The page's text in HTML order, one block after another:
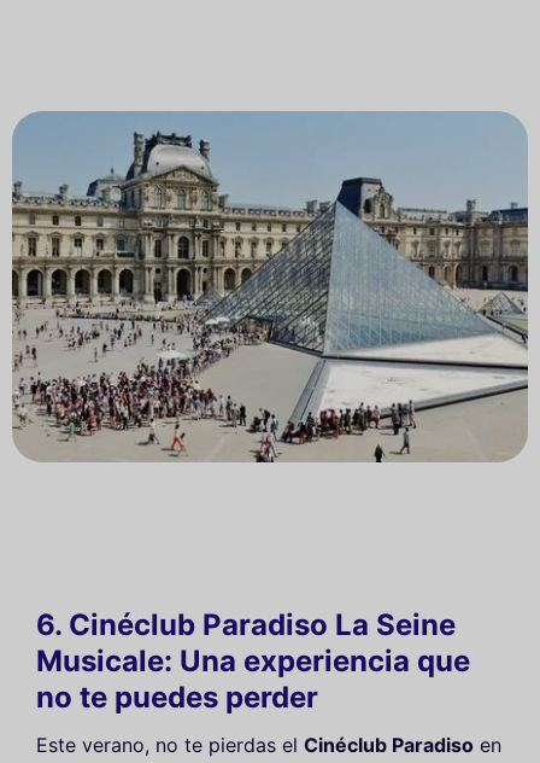
6. Cinéclub Paradiso La Seine
Musicale: Una experiencia que
no te puedes perder
Este verano, no te pierdas el Cinéclub Paradiso en